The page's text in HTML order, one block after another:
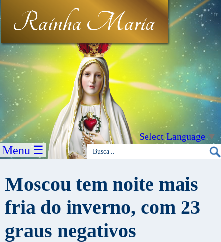
Rainha Maria
Select Language▼
Menu ☰
Moscou tem noite mais
fria do inverno, com 23
graus negativos